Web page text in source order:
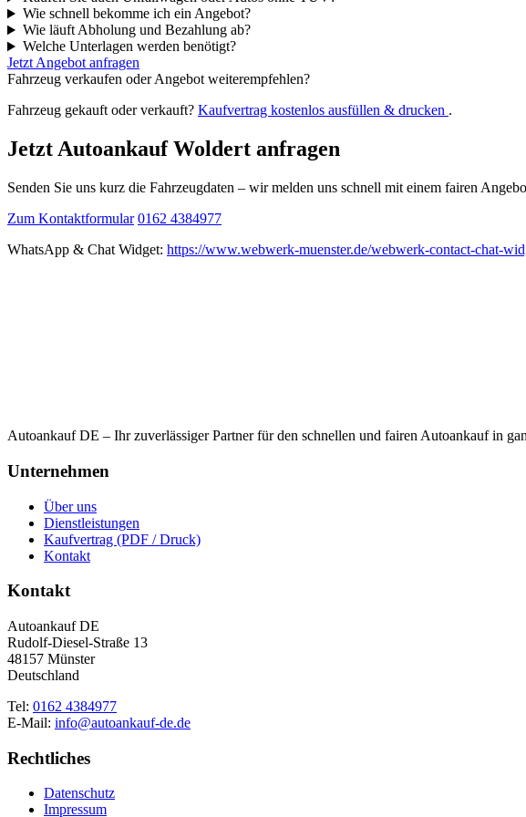
Wie schnell bekomme ich ein Angebot?
Wie läuft Abholung und Bezahlung ab?
Welche Unterlagen werden benötigt?
Jetzt Angebot anfragen
Fahrzeug verkaufen oder Angebot weiterempfehlen?
Fahrzeug gekauft oder verkauft? Kaufvertrag kostenlos ausfüllen & drucken .
Jetzt Autoankauf Woldert anfragen
Senden Sie uns kurz die Fahrzeugdaten – wir melden uns schnell mit einem fairen
Zum Kontaktformular 0162 4384977
WhatsApp & Chat Widget: https://www.webwerk-muenster.de/webwerk-contact-chat-
Autoankauf DE – Ihr zuverlässiger Partner für den schnellen und fairen Autoankauf in
Unternehmen
Über uns
Dienstleistungen
Kaufvertrag (PDF / Druck)
Kontakt
Kontakt
Autoankauf DE
Rudolf-Diesel-Straße 13
48157 Münster
Deutschland
Tel: 0162 4384977
E-Mail: info@autoankauf-de.de
Rechtliches
Datenschutz
Impressum